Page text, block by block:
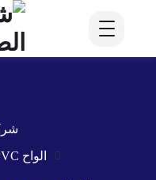
الواح PVC بديل الرخام الاردن